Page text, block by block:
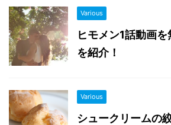
Various
ヒモメン1話動画
を紹介！
Various
シュークリームの